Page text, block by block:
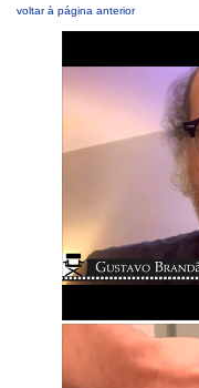
voltar à página anterior